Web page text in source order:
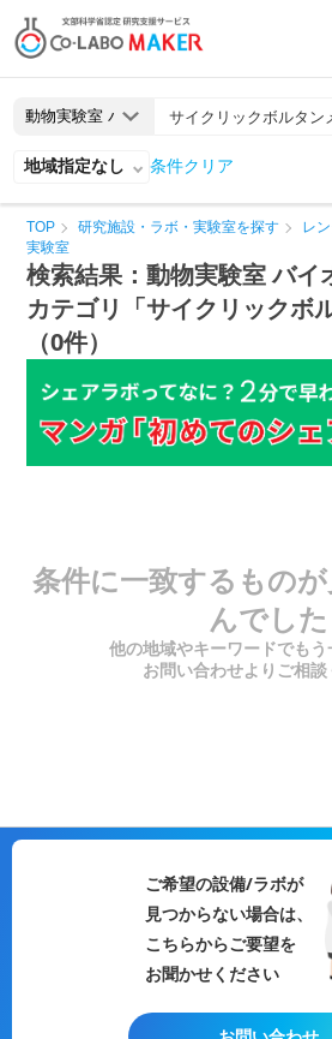
地域指定なし 条件クリア
TOP 研究施設・ラボ・実験室を探す レ
実験室
検索結果：動物実験室 バイ
カテゴリ「サイクリックボ
（0件）
条件に一致するもの
んでした
他の地域やキーワードでもう
お問い合わせよりご相談
ご希望の設備/ラボが
見つからない場合は、
こちらからご要望を
お聞かせください